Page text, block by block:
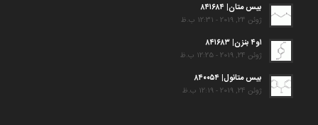
بیس متان| ۸۴۱۶۸۴
ژوئن 24, 2019 - 12:31 ب.ظ
۱و۴ بنزن| ۸۴۱۶۸۳
ژوئن 24, 2019 - 12:25 ب.ظ
بیس متانول| ۸۴۰۰۵۴
ژوئن 24, 2019 - 12:19 ب.ظ